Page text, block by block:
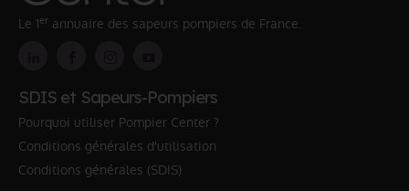
Le 1er annuaire des sapeurs pompiers de France.
SDIS et Sapeurs-Pompiers
Pourquoi utiliser Pompier Center ?
Conditions générales d'utilisation
Conditions générales (SDIS)